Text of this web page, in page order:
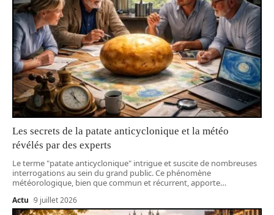
Les secrets de la patate anticyclonique et la météo
révélés par des experts
Le terme "patate anticyclonique" intrigue et suscite de nombreuses
interrogations au sein du grand public. Ce phénomène
météorologique, bien que commun et récurrent, apporte…
Actu 9 juillet 2026